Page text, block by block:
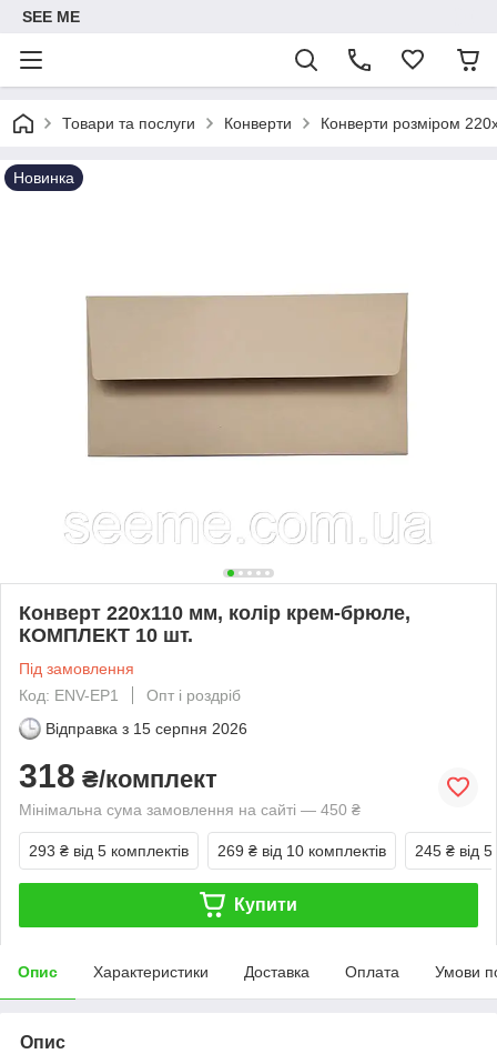
SEE ME
Товари та послуги Конверти Конверти розміром
Новинка
Конверт 220x110 мм, колір крем-брюле,
КОМПЛЕКТ 10 шт.
Під замовлення
Код: ENV-EP1
Опт і роздріб
Відправка з 15 серпня 2026
318 ₴/комплект
Мінімальна сума замовлення на сайті — 450 ₴
293 ₴ від 5 комплектів 269 ₴ від 10 комплектів 245 ₴ від
Купити
Опис Характеристики Доставка Оплата Умови
Опис